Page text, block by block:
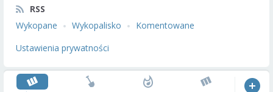
RSS
Wykopane
Wykopalisko
Komentowane
Ustawienia prywatności